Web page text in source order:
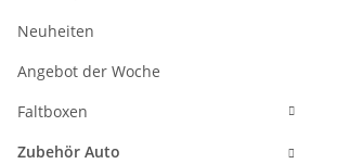
Neuheiten
Angebot der Woche
Faltboxen
Zubehör Auto